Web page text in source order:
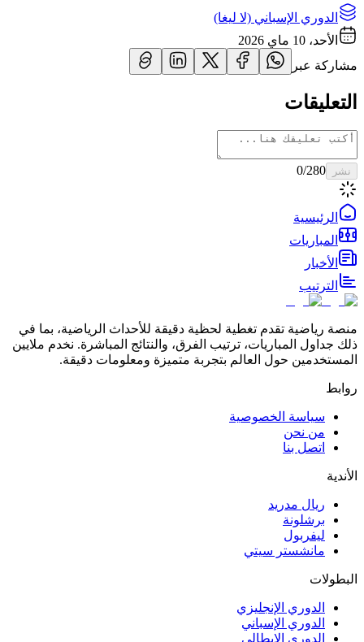
الدوري الإسباني (لا ليغا)
الأحد، 10 ماي 2026
مشاركة عبر
التعليقات
نشر 0/280
الرئيسية
المباريات
الأخبار
الترتيب
منصة رياضية تقدم تغطية لحظية دقيقة للأحداث الرياضية، بما في
ذلك جداول المباريات، ترتيب الفرق، والنتائج المباشرة. نخدم ملايين
المستخدمين حول العالم بتجربة متميزة ومعلومات دقيقة.
روابط
سياسة الخصوصية
من نحن
اتصل بنا
الأندية
ريال مدريد
برشلونة
ليفربول
مانشستر سيتي
البطولات
الدوري الإنجليزي
الدوري الإسباني
الدوري الإيطالي